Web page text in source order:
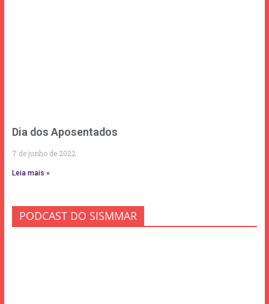
Dia dos Aposentados
7 de junho de 2022
Leia mais »
PODCAST DO SISMMAR